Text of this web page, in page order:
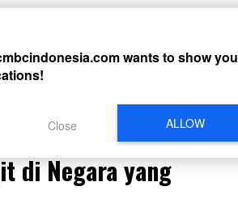
yang Kaya Sawit
di Negara yang
wants to show you
ALLOW
Close